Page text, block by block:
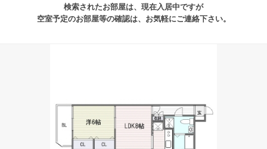
検索されたお部屋は、現在入居中ですが
空室予定のお部屋等の確認は、お気軽にご連絡下さい。